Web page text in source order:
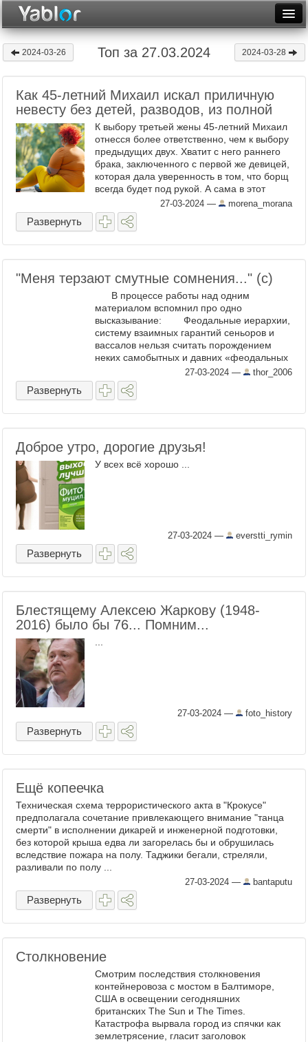
Месяц
Рейтинги
Архив
Фототоп
Видеотоп
2024-03-26 Топ за 27.03.2024 2024-03-28
Как 45-летний Михаил искал приличную
невесту без детей, разводов, из полной
К выбору третьей жены 45-летний Михаил
отнесся более ответственно, чем к выбору
предыдущих двух. Хватит с него раннего
брака, заключенного с первой же девицей,
которая дала уверенность в том, что борщ
всегда будет под рукой. А сама в этот
борщ нарожала детей, которых ...
27-03-2024 — morena_morana
Развернуть
"Меня терзают смутные сомнения..." (с)
В процессе работы над одним
материалом вспомнил про одно
высказывание: Феодальные иерархии,
систему взаимных гарантий сеньоров и
вассалов нельзя считать порождением
неких самобытных и давних «феодальных
отношений», уже давно ...
27-03-2024 — thor_2006
Развернуть
Доброе утро, дорогие друзья!
У всех всё хорошо ...
27-03-2024 — everstti_rymin
Развернуть
Блестящему Алексею Жаркову (1948-
2016) было бы 76... Помним...
27-03-2024 — foto_history
Развернуть
Ещё копеечка
Техническая схема террористического акта в "Крокусе"
предполагала сочетание привлекающего внимание "танца
смерти" в исполнении дикарей и инженерной подготовки,
без которой крыша едва ли загорелась бы и обрушилась
вследствие пожара на полу. Таджики бегали, стреляли,
разливали по полу ...
27-03-2024 — bantaputu
Развернуть
Столкновение
Смотрим последствия столкновения
контейнеровоза с мостом в Балтиморе,
США в освещении сегодняшних
британских The Sun и The Times.
Катастрофа вырвала город из спячки как
землетрясение, гласит заголовок